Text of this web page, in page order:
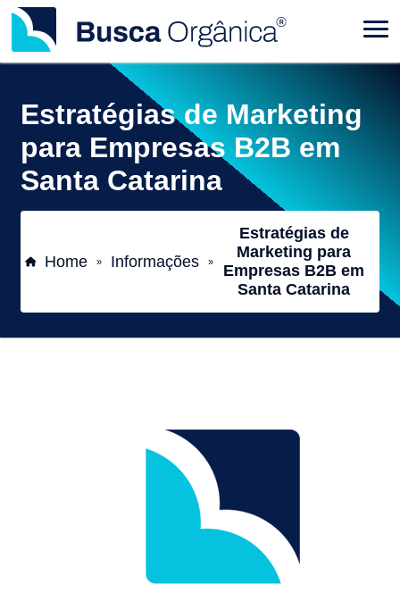
Estratégias de Marketing
para Empresas B2B em
Santa Catarina
Home » Informações »
Estratégias de
Marketing para
Empresas B2B em
Santa Catarina